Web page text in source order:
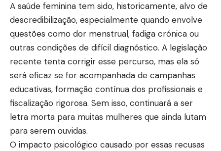
A saúde feminina tem sido, historicamente, alvo de
descredibilização, especialmente quando envolve
questões como dor menstrual, fadiga crónica ou
outras condições de difícil diagnóstico. A legislação
recente tenta corrigir esse percurso, mas ela só
será eficaz se for acompanhada de campanhas
educativas, formação contínua dos profissionais e
fiscalização rigorosa. Sem isso, continuará a ser
letra morta para muitas mulheres que ainda lutam
para serem ouvidas.
O impacto psicológico causado por essas recusas